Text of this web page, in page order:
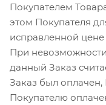
Покупателем
этом Покупателя
исправленной
При
данный Заказ
Заказ был
Покупателю